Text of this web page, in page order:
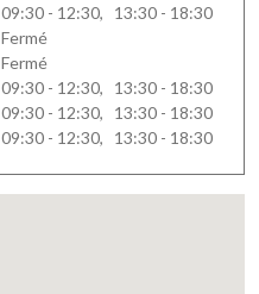
09:30 - 12:30, 13:30 - 18:30
Fermé
Fermé
09:30 - 12:30, 13:30 - 18:30
09:30 - 12:30, 13:30 - 18:30
09:30 - 12:30, 13:30 - 18:30